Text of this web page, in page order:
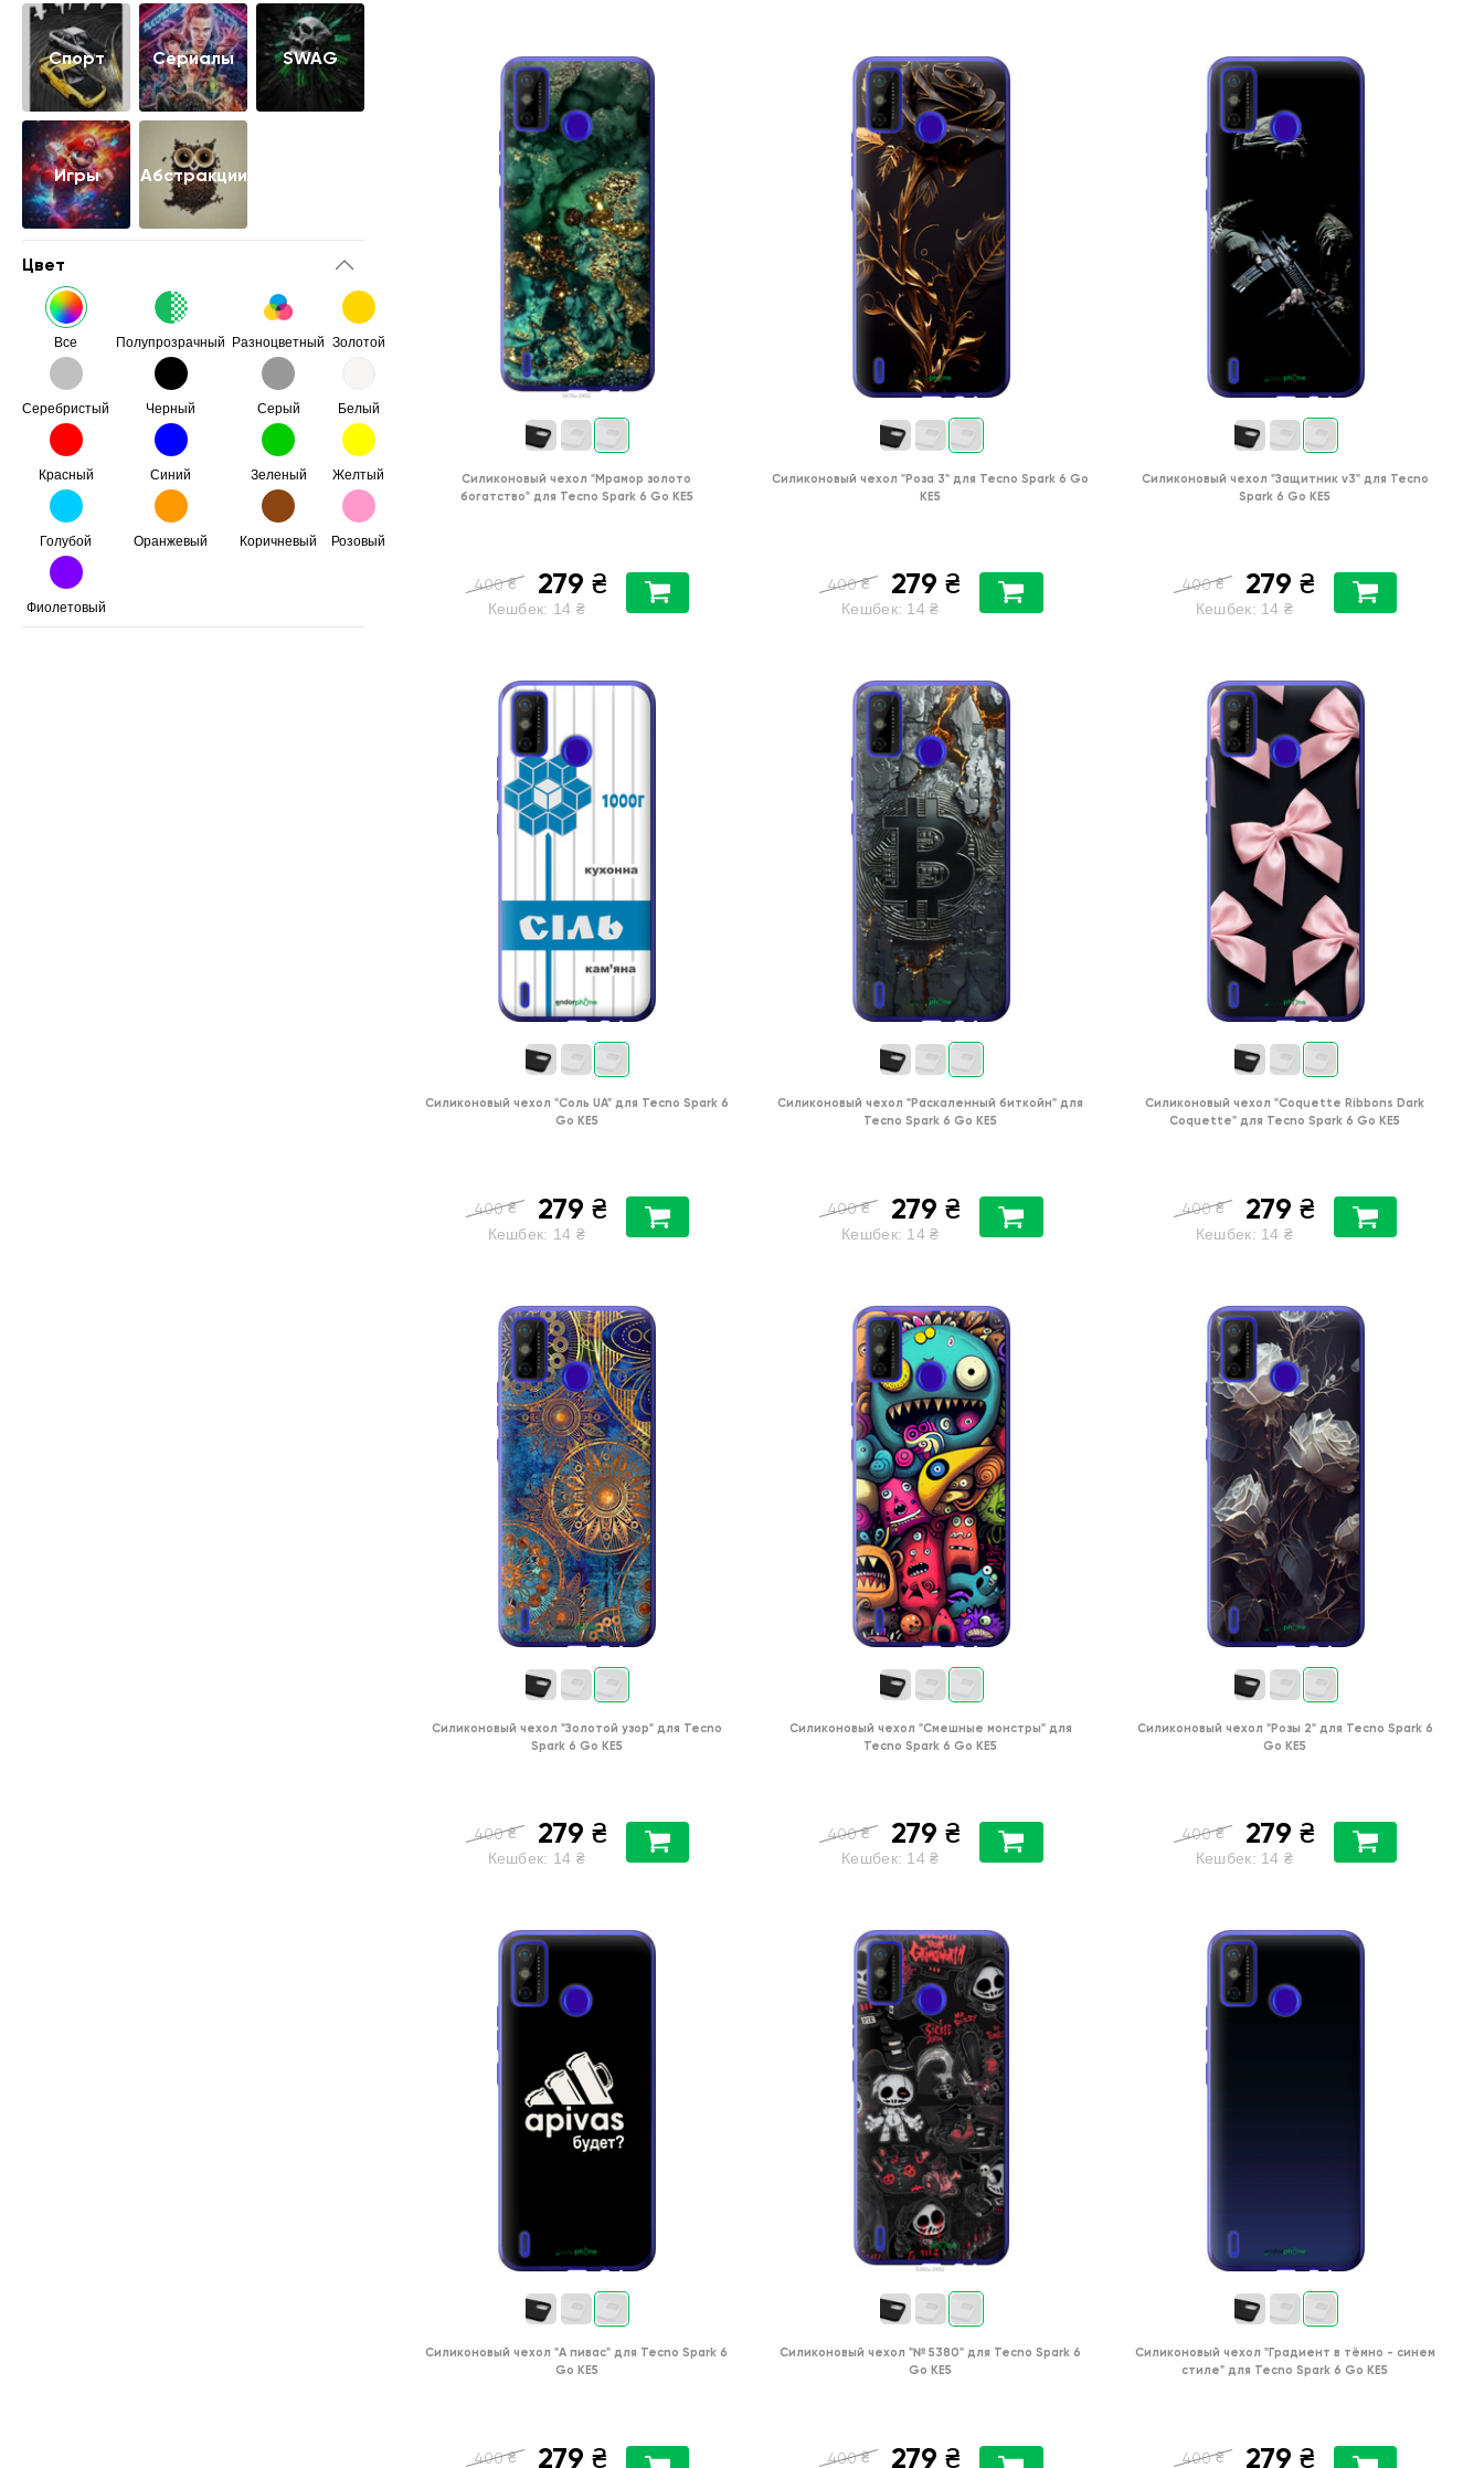
Cпорт Сериалы SWAG
Игры Абстракции
Цвет
Все Полупрозрачный Разноцветный Золотой
Серебристый Черный Серый Белый
Красный Синий Зеленый Желтый
Голубой Оранжевый Коричневый Розовый
Фиолетовый
Силиконовый чехол "Мрамор золото
богатство" для Tecno Spark 6 Go KE5
400 ₴ 279 ₴
Кешбек: 14 ₴
Силиконовый чехол "Роза 3" для Tecno Spark 6 Go
KE5
400 ₴ 279 ₴
Кешбек: 14 ₴
Силиконовый чехол "Защитник v3" для Tecno
Spark 6 Go KE5
400 ₴ 279 ₴
Кешбек: 14 ₴
Силиконовый чехол "Соль UA" для Tecno Spark 6
Go KE5
400 ₴ 279 ₴
Кешбек: 14 ₴
Силиконовый чехол "Раскаленный биткойн" для
Tecno Spark 6 Go KE5
400 ₴ 279 ₴
Кешбек: 14 ₴
Силиконовый чехол "Coquette Ribbons Dark
Coquette" для Tecno Spark 6 Go KE5
400 ₴ 279 ₴
Кешбек: 14 ₴
Силиконовый чехол "Золотой узор" для Tecno
Spark 6 Go KE5
400 ₴ 279 ₴
Кешбек: 14 ₴
Силиконовый чехол "Cмешные монстры" для
Tecno Spark 6 Go KE5
400 ₴ 279 ₴
Кешбек: 14 ₴
Силиконовый чехол "Розы 2" для Tecno Spark 6
Go KE5
400 ₴ 279 ₴
Кешбек: 14 ₴
Силиконовый чехол "А пивас" для Tecno Spark 6
Go KE5
400 ₴ 279 ₴
Силиконовый чехол "№ 5380" для Tecno Spark 6
Go KE5
400 ₴ 279 ₴
Силиконовый чехол "Градиент в тёмно - синем
стиле" для Tecno Spark 6 Go KE5
400 ₴ 279 ₴